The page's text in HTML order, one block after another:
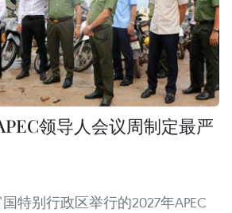
领导人会议周制定最严
特别行政区举行的2027年APEC